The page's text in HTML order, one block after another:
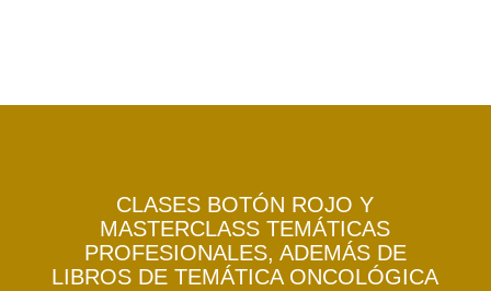
CLASES BOTÓN ROJO Y
MASTERCLASS TEMÁTICAS
PROFESIONALES, ADEMÁS DE
LIBROS DE TEMÁTICA ONCOLÓGICA